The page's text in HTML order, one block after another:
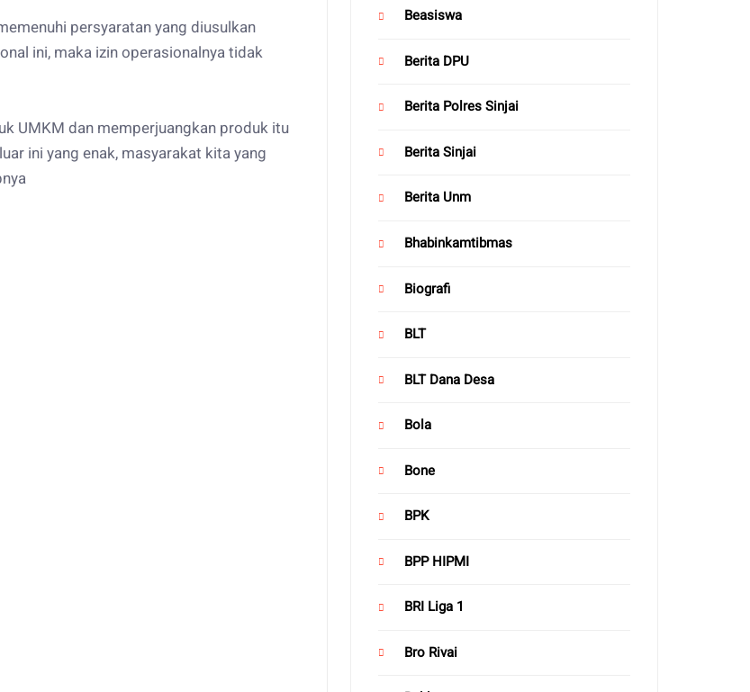
persyaratan yang diusulkan
ini, maka izin operasionalnya tidak
UMKM dan memperjuangkan produk itu
ini yang enak, masyarakat kita yang
Beasiswa
Berita DPU
Berita Polres Sinjai
Berita Sinjai
Berita Unm
Bhabinkamtibmas
Biografi
BLT
BLT Dana Desa
Bola
Bone
BPK
BPP HIPMI
BRI Liga 1
Bro Rivai